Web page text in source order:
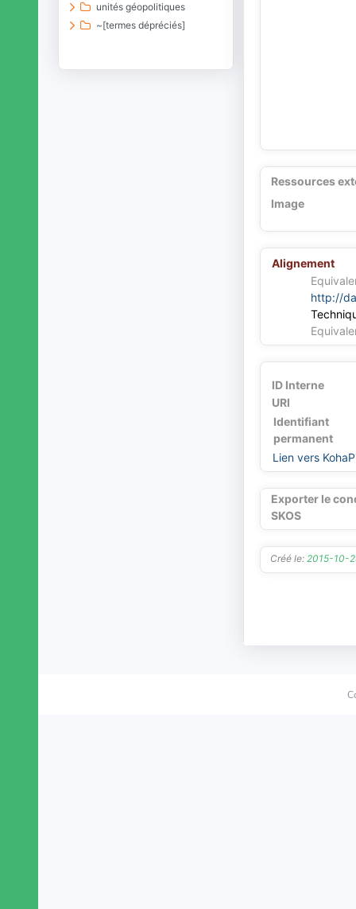
unités géopolitiques
~[termes dépréciés]
Ressources
Image
Alignement
http://
ID Interne
URI
Identifiant
permanent
Lien vers
Exporter le
SKOS
Créé le: 2015-10-